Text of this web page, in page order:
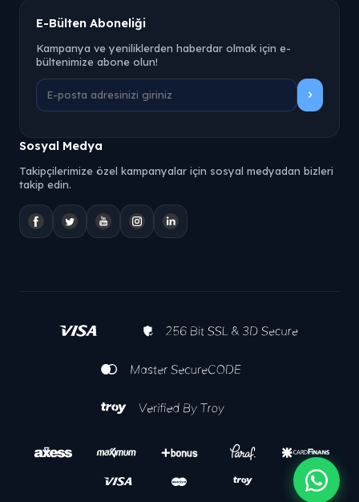
E-Bülten Aboneliği
Kampanya ve yeniliklerden haberdar olmak için e-
bültenimize abone olun!
Sosyal Medya
Takipçilerimize özel kampanyalar için sosyal medyadan bizleri
takip edin.